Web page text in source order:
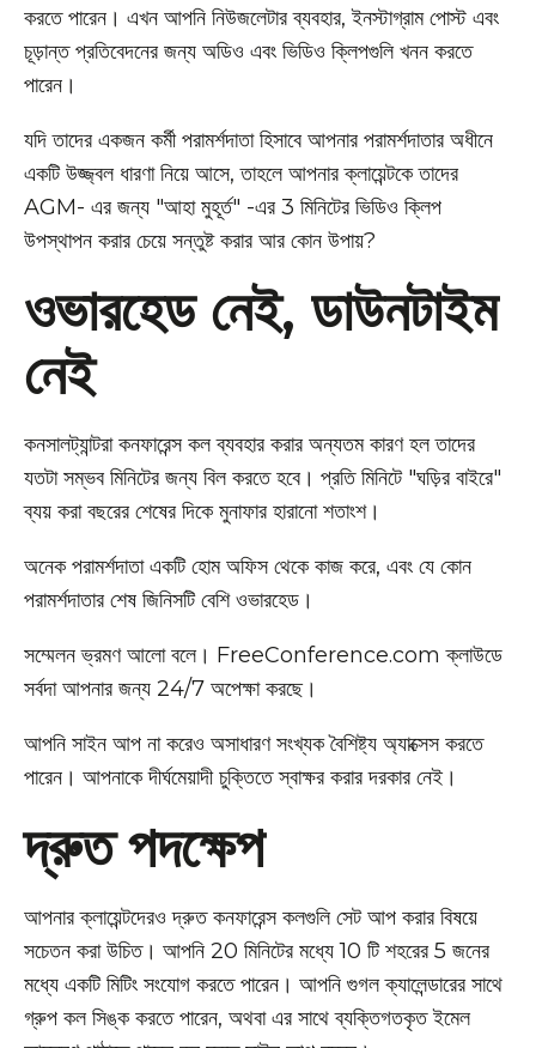
করতে পারেন। এখন আপনি নিউজলেটার ব্যবহার, ইনস্টাগ্রাম পোস্ট এবং
চূড়ান্ত প্রতিবেদনের জন্য অডিও এবং ভিডিও ক্লিপগুলি খনন করতে
পারেন।
যদি তাদের একজন কর্মী পরামর্শদাতা হিসাবে আপনার পরামর্শদাতার অধীনে
একটি উজ্জ্বল ধারণা নিয়ে আসে, তাহলে আপনার ক্লায়েন্টকে তাদের
AGM- এর জন্য "আহা মুহূর্ত" -এর 3 মিনিটের ভিডিও ক্লিপ
উপস্থাপন করার চেয়ে সন্তুষ্ট করার আর কোন উপায়?
ওভারহেড নেই, ডাউনটাইম
নেই
কনসালট্যান্টরা কনফারেন্স কল ব্যবহার করার অন্যতম কারণ হল তাদের
যতটা সম্ভব মিনিটের জন্য বিল করতে হবে। প্রতি মিনিটে "ঘড়ির বাইরে"
ব্যয় করা বছরের শেষের দিকে মুনাফার হারানো শতাংশ।
অনেক পরামর্শদাতা একটি হোম অফিস থেকে কাজ করে, এবং যে কোন
পরামর্শদাতার শেষ জিনিসটি বেশি ওভারহেড।
সম্মেলন ভ্রমণ আলো বলে। FreeConference.com ক্লাউডে
সর্বদা আপনার জন্য 24/7 অপেক্ষা করছে।
আপনি সাইন আপ না করেও অসাধারণ সংখ্যক বৈশিষ্ট্য অ্যাক্সেস করতে
পারেন। আপনাকে দীর্ঘমেয়াদী চুক্তিতে স্বাক্ষর করার দরকার নেই।
দ্রুত পদক্ষেপ
আপনার ক্লায়েন্টদেরও দ্রুত কনফারেন্স কলগুলি সেট আপ করার বিষয়ে
সচেতন করা উচিত। আপনি 20 মিনিটের মধ্যে 10 টি শহরের 5 জনের
মধ্যে একটি মিটিং সংযোগ করতে পারেন। আপনি গুগল ক্যালেন্ডারের সাথে
গ্রুপ কল সিঙ্ক করতে পারেন, অথবা এর সাথে ব্যক্তিগতকৃত ইমেল